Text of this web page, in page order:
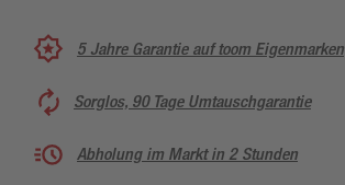
5 Jahre Garantie auf toom Eigenmarken
Sorglos, 90 Tage Umtauschgarantie
Abholung im Markt in 2 Stunden